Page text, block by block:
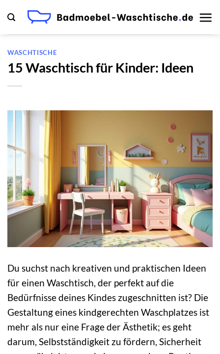
Inhalt
springen
WASCHTISCHE
15 Waschtisch für Kinder: Ideen
Du suchst nach kreativen und praktischen Ideen
für einen Waschtisch, der perfekt auf die
Bedürfnisse deines Kindes zugeschnitten ist? Die
Gestaltung eines kindgerechten Waschplatzes ist
mehr als nur eine Frage der Ästhetik; es geht
darum, Selbstständigkeit zu fördern, Sicherheit